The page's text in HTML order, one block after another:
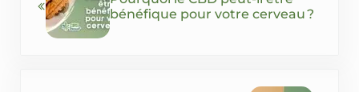
bénéfique pour votre cerveau ?